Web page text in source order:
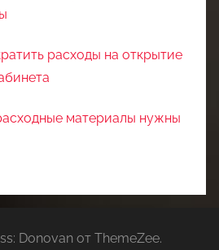
расходы на открытие
материалы нужны
Donovan от ThemeZee.